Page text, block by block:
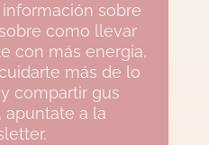
sobre
como llevar
con más energia,
más de lo
compartir gus
apuntate a la